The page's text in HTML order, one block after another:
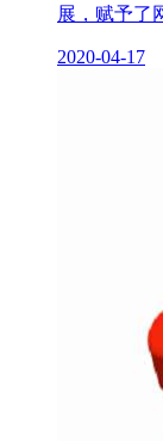
展，赋予了
2020-04-17